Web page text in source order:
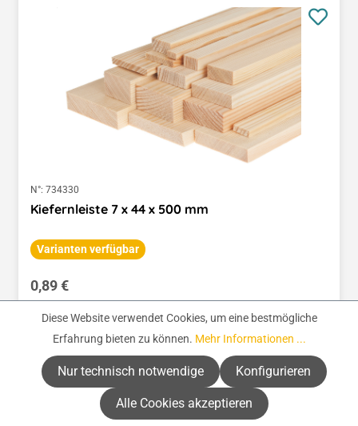
N°: 734330
Kiefernleiste 7 x 44 x 500 mm
Varianten verfügbar
Regulärer Preis:
0,89 €
Preise inkl. MwSt. zzgl. Versandkosten
Zur Auswahl
Diese Website verwendet Cookies, um eine bestmögliche
Erfahrung bieten zu können. Mehr Informationen ...
Nur technisch notwendige Konfigurieren
Alle Cookies akzeptieren